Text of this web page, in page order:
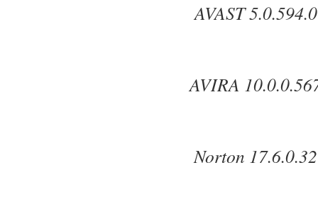
AVAST 5.0.594.0
AVIRA
Norton 17.6.0.32